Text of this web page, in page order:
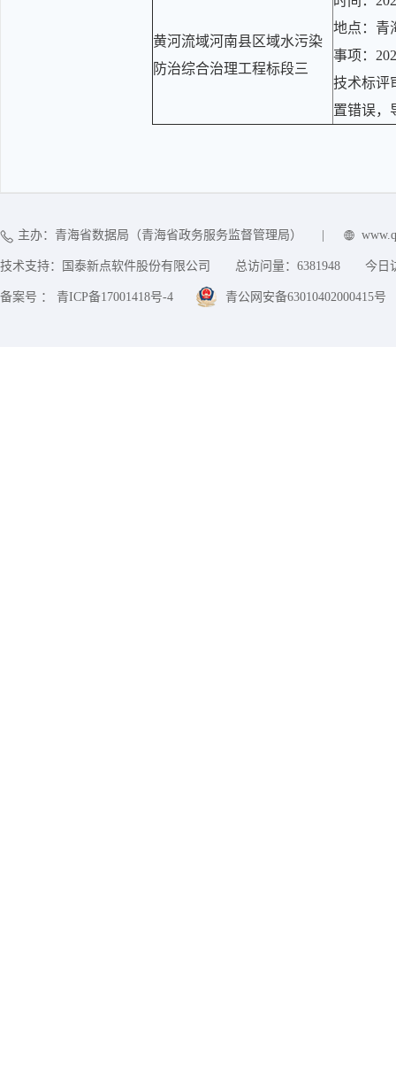
黄河流域河南县区域水污染
防治综合治理工程标段三
地点：青
事项：
技术标评
置错误，
主办：青海省数据局（青海省政务服务监督管理局）
技术支持：国泰新点软件股份有限公司 总访问量： 6381948 今日
备案号 ： 青ICP备17001418号-4 青公网安备63010402000415号